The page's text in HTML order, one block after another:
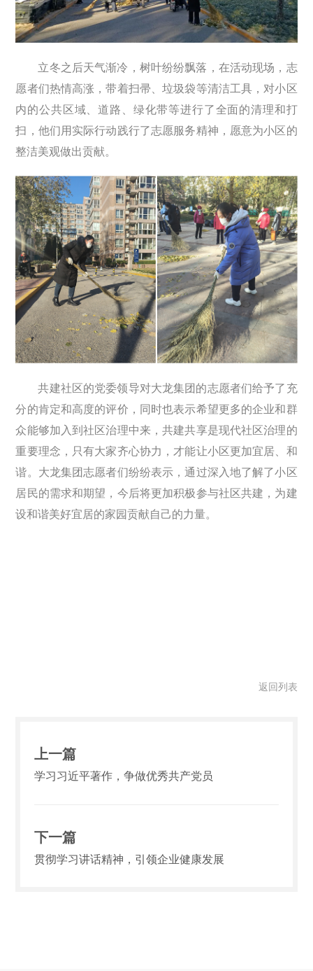
立冬之后天气渐冷，树叶纷纷飘落，在活动现场，志
愿者们热情高涨，带着扫帚、垃圾袋等清洁工具，对小区
内的公共区域、道路、绿化带等进行了全面的清理和打
扫，他们用实际行动践行了志愿服务精神，愿意为小区的
整洁美观做出贡献。
共建社区的党委领导对大龙集团的志愿者们给予了充
分的肯定和高度的评价，同时也表示希望更多的企业和群
众能够加入到社区治理中来，共建共享是现代社区治理的
重要理念，只有大家齐心协力，才能让小区更加宜居、和
谐。大龙集团志愿者们纷纷表示，通过深入地了解了小区
居民的需求和期望，今后将更加积极参与社区共建，为建
设和谐美好宜居的家园贡献自己的力量。
返回列表
上一篇
学习习近平著作，争做优秀共产党员
下一篇
贯彻学习讲话精神，引领企业健康发展